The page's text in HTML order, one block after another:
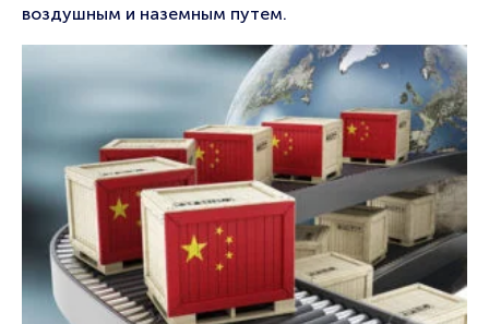
воздушным и наземным путем.